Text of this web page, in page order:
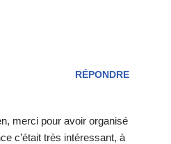
RÉPONDRE
merci pour avoir organisé
c’était très intéressant, à